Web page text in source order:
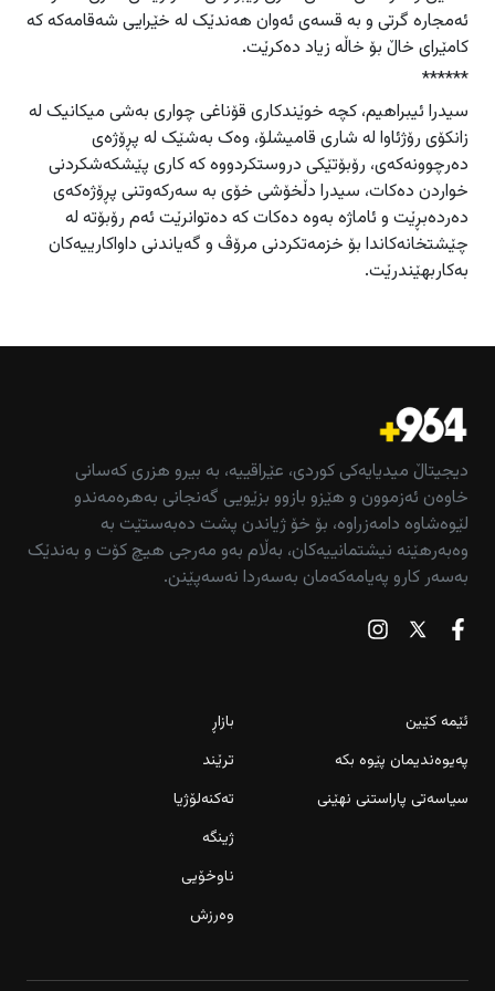
ئەمجارە گرتی و بە قسەی ئەوان هەندێک لە خێرایی شەقامەکە کە
کامێرای خاڵ بۆ خاڵە زیاد دەکرێت.
******
سیدرا ئیبراهیم، کچە خوێندکاری قۆناغی چوارى بەشی میکانیک لە
زانکۆی رۆژئاوا لە شاری قامیشلۆ، وەک بەشێک لە پڕۆژەی
دەرچوونەکەی، رۆبۆتێکی دروستکردووە کە کاری پێشکەشکردنی
خواردن دەکات، سیدرا دڵخۆشی خۆی بە سەرکەوتنی پڕۆژەکەی
دەردەبڕێت و ئاماژە بەوە دەکات کە دەتوانرێت ئەم رۆبۆتە لە
چێشتخانەکاندا بۆ خزمەتکردنی مرۆڤ و گەیاندنی داواکارییەکان
بەکاربهێندرێت.
دیجیتاڵ میدیایەکی کوردی، عێراقییە، بە بیرو هزری کەسانی
خاوەن ئەزموون و هێزو بازوو بزێویی گەنجانی بەهرەمەندو
لێوەشاوە دامەزراوە، بۆ خۆ ژیاندن پشت دەبەستێت بە
وەبەرهێنە نیشتمانییەکان، بەڵام بەو مەرجی هیچ کۆت و بەندێک
بەسەر کارو پەیامەکەمان بەسەردا نەسەپێنن.
ئێمە کێین
پەیوەندیمان پێوە بکە
سیاسەتی پاراستنی نهێنی
بازاڕ
ترێند
تەکنەلۆژیا
ژینگە
ناوخۆیی
وەرزش